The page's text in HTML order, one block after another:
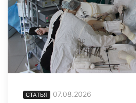
СТАТЬЯ 07.08.2026